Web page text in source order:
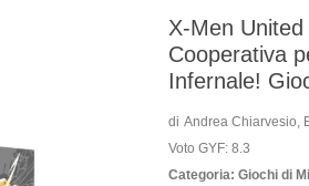
X-Men
Cooperativa
Infernale!
di Andrea Chiarvesio,
Voto GYF: 8.3
Categoria: Giochi di